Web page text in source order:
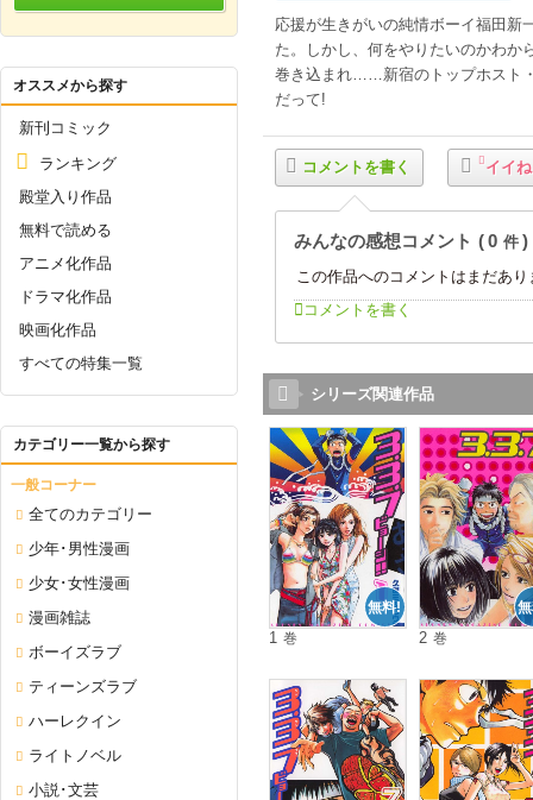
応援が生きがいの純情ボーイ福田新
た。しかし、何をやりたいのかわか
巻き込まれ……新宿のトップホスト
だって!
コメントを書く イイ
みんなの感想コメント 0 件
この作品へのコメントはまだあ
コメントを書く
シリーズ関連作品
無料!
1 巻 2 巻
オススメから探す
新刊コミック
ランキング
殿堂入り作品
無料で読める
アニメ化作品
ドラマ化作品
映画化作品
すべての特集一覧
カテゴリー一覧から探す
一般コーナー
全てのカテゴリー
少年･男性漫画
少女･女性漫画
漫画雑誌
ボーイズラブ
ティーンズラブ
ハーレクイン
ライトノベル
小説･文芸